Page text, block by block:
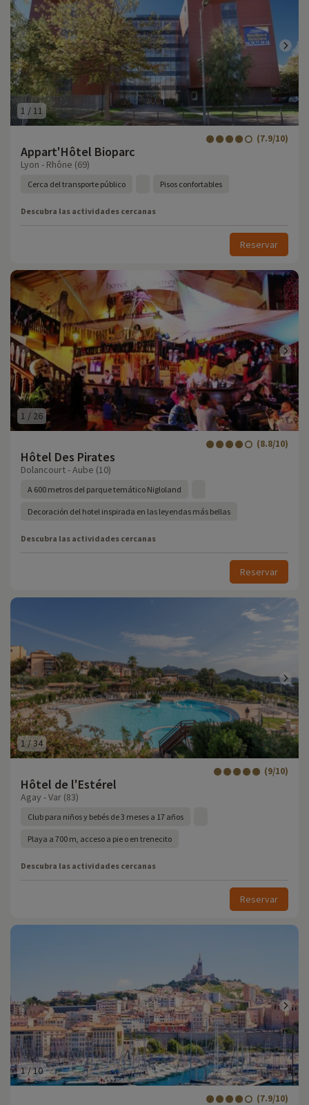
1 / 11
Appart'Hôtel Bioparc
(7.9/10)
Lyon - Rhône (69)
Cerca del transporte público Pisos confortables
Descubra las actividades cercanas
Reservar
1 / 26
Hôtel Des Pirates
(8.8/10)
Dolancourt - Aube (10)
A 600 metros del parque temático Nigloland
Decoración del hotel inspirada en las leyendas más bellas
Descubra las actividades cercanas
Reservar
1 /34
Hôtel de l'Estérel
(9/10)
Agay - Var (83)
Club para niños y bebés de 3 meses a 17 años
Playa a 700 m, acceso a pie o en trenecito
Descubra las actividades cercanas
Reservar
1/10
(7.9/10)